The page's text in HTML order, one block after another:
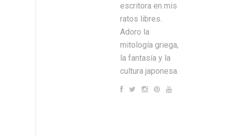
escritora en mis
ratos libres.
Adoro la
mitología griega,
la fantasía y la
cultura japonesa.